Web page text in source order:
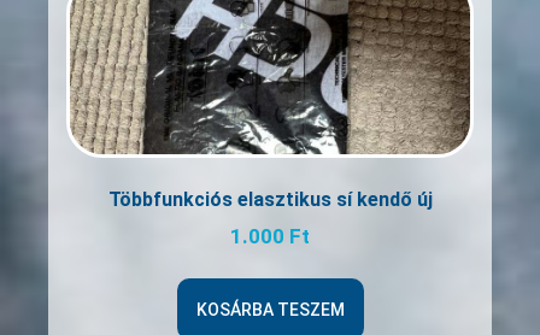
Többfunkciós elasztikus sí kendő új
1.000 Ft
KOSÁRBA TESZEM